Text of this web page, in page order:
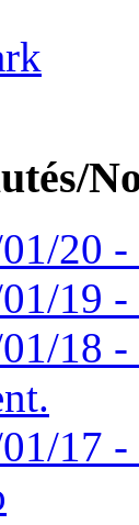
20
19
18 -
17 -